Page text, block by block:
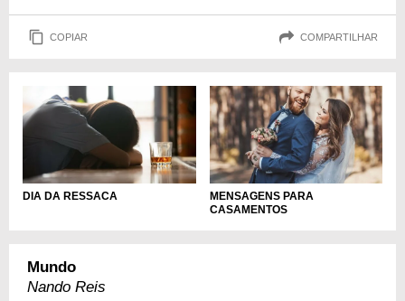
COPIAR COMPARTILHAR
DIA DA RESSACA
MENSAGENS PARA
CASAMENTOS
Mundo
Nando Reis